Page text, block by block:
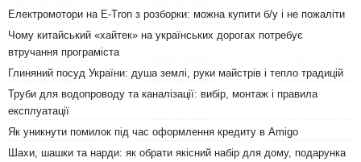
Електромотори на E-Tron з розборки: можна купити б/у і не пожаліти
Чому китайський «хайтек» на українських дорогах потребує
втручання програміста
Глиняний посуд України: душа землі, руки майстрів і тепло традицій
Труби для водопроводу та каналізації: вибір, монтаж і правила
експлуатації
Як уникнути помилок під час оформлення кредиту в Amigo
Шахи, шашки та нарди: як обрати якісний набір для дому, подарунка